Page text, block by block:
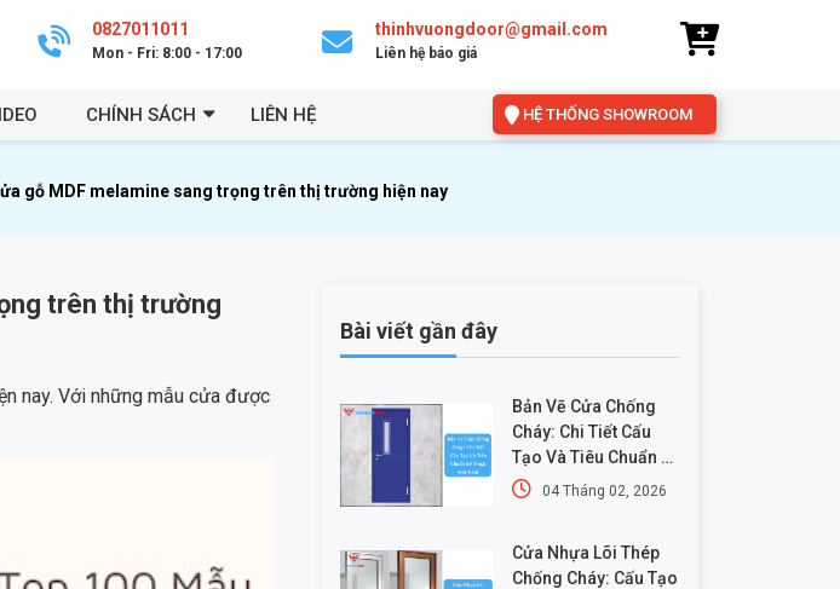
0827011011
Mon - Fri: 8:00 - 17:00
thinhvuongdoor@gmail.com
Liên hệ báo giá
CHÍNH SÁCH LIÊN HỆ HỆ THỐNG SHOWROOM
gỗ MDF melamine sang trọng trên thị trường hiện nay
trên thị trường
nay. Với những mẫu cửa được
Bài viết gần đây
Bản Vẽ Cửa Chống
Cháy: Chi Tiết Cấu
Tạo Và Tiêu Chuẩn Kỹ
Thuật Mới Nhất
04 Tháng 02, 2026
Cửa Nhựa Lõi Thép
Chống Cháy: Cấu Tạo